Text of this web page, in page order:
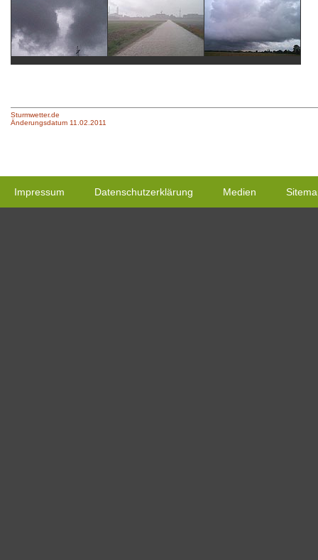
Sturmwetter.de
Änderungsdatum 11.02.2011
Impressum Datenschutzerklärung Medien